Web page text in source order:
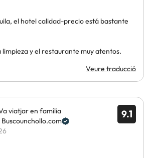
el hotel calidad-precio está bastante
limpieza y el restaurante muy atentos.
Veure traducció
9.1
viatjar en família